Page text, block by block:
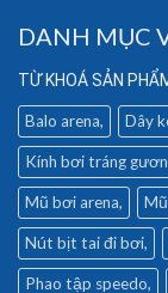
DANH MỤC
Balo arena Dây
Kính bơi tráng
Mũ bơi arena
Nút bịt tai đi bơi
Phao tập speedo